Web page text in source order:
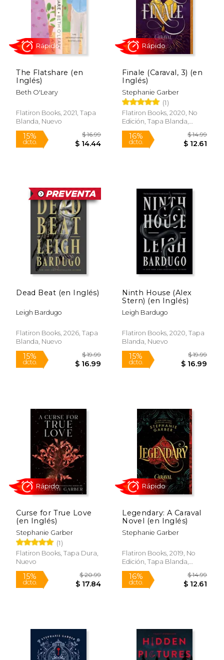
The Flatshare (en
Inglés)
Beth O'Leary
Flatiron Books, 2021, Tapa
Blanda, Nuevo
15%
Finale (Caraval, 3) (en
Inglés)
Stephanie Garber
(1)
Flatiron Books, 2020, No
Edición, Tapa Blanda,
Nuevo
16%
Dead Beat (en Inglés)
Leigh Bardugo
Flatiron Books, 2026, Tapa
Blanda, Nuevo
15%
dcto.
Ninth House (Alex
Stern) (en Inglés)
Leigh Bardugo
Flatiron Books, 2020, Tapa
Blanda, Nuevo
15%
dcto.
Curse for True Love
(en Inglés)
Stephanie Garber
(1)
Flatiron Books, Tapa Dura,
Nuevo
Legendary: A Caraval
Novel (en Inglés)
Stephanie Garber
Flatiron Books, 2019, No
Edición, Tapa Blanda,
Nuevo